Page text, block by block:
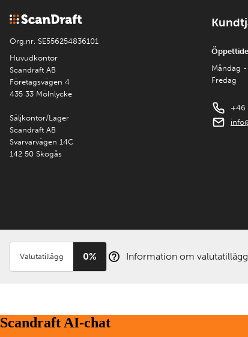
Org.nr. SE556254836101
Huvudkontor
Scandraft AB
Företagsvägen 4
435 33 Mölnlycke
Säljkontor/Lager
Scandraft AB
Svarvarvägen 14C
142 50 Skogås
Måndag
Fredag
+46
Valutatillägg 0% Information om